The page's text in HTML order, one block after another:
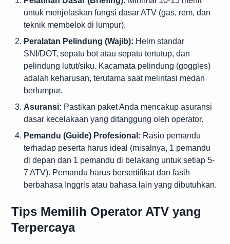
untuk menjelaskan fungsi dasar ATV (gas, rem, dan
teknik membelok di lumpur).
Peralatan Pelindung (Wajib): Helm standar
SNI/DOT, sepatu bot atau sepatu tertutup, dan
pelindung lutut/siku. Kacamata pelindung (goggles)
adalah keharusan, terutama saat melintasi medan
berlumpur.
Asuransi: Pastikan paket Anda mencakup asuransi
dasar kecelakaan yang ditanggung oleh operator.
Pemandu (Guide) Profesional: Rasio pemandu
terhadap peserta harus ideal (misalnya, 1 pemandu
di depan dan 1 pemandu di belakang untuk setiap 5-
7 ATV). Pemandu harus bersertifikat dan fasih
berbahasa Inggris atau bahasa lain yang dibutuhkan.
Tips Memilih Operator ATV yang
Terpercaya